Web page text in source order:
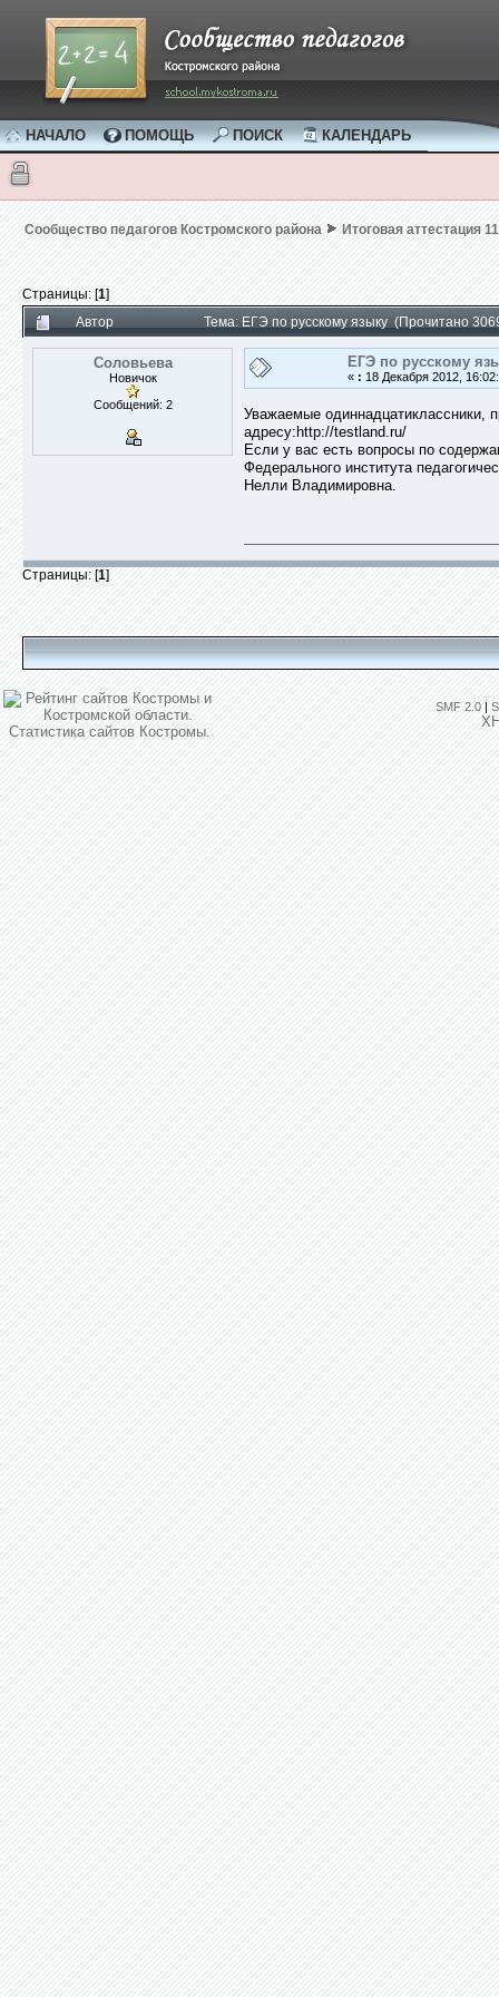
НАЧАЛО ПОМОЩЬ ПОИСК КАЛЕНДАРЬ
Сообщество педагогов Костромского района Итоговая аттестация 11
Страницы: [1]
Автор
Тема: ЕГЭ по русскому языку (Прочитано
Соловьева
Новичок
Сообщений: 2
ЕГЭ по русскому
« : 18 Декабря 2012,
Уважаемые одиннадцатиклассники,
адресу:http://testland.ru/
Если у вас есть вопросы по
Федерального института
Нелли Владимировна.
Страницы: [1]
SMF 2.0 |